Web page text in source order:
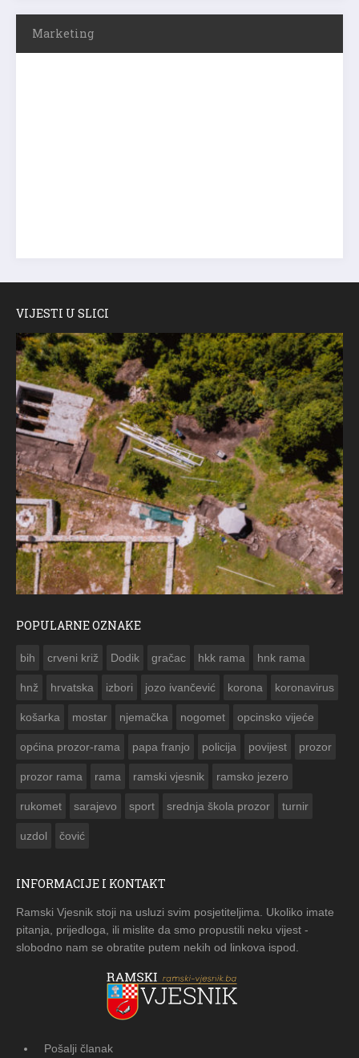
Marketing
VIJESTI U SLICI
POPULARNE OZNAKE
bih crveni križ Dodik gračac hkk rama hnk rama
hnž hrvatska izbori jozo ivančević korona koronavirus
košarka mostar njemačka nogomet opcinsko vijeće
općina prozor-rama papa franjo policija povijest prozor
prozor rama rama ramski vjesnik ramsko jezero
rukomet sarajevo sport srednja škola prozor turnir
uzdol čović
INFORMACIJE I KONTAKT
Ramski Vjesnik stoji na usluzi svim posjetiteljima. Ukoliko imate
pitanja, prijedloga, ili mislite da smo propustili neku vijest -
slobodno nam se obratite putem nekih od linkova ispod.
Pošalji članak